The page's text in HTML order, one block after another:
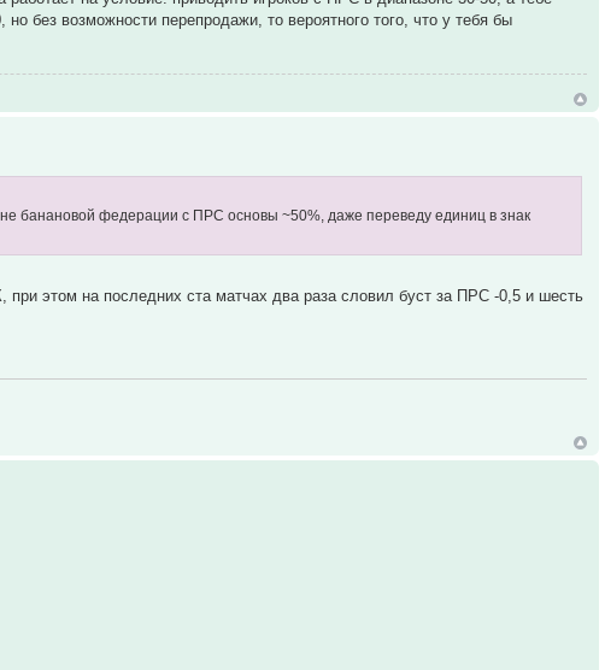
без возможности перепродажи, то вероятного того, что у тебя бы
банановой федерации с ПРС основы ~50%, даже переведу единиц в знак
этом на последних ста матчах два раза словил буст за ПРС -0,5 и шесть